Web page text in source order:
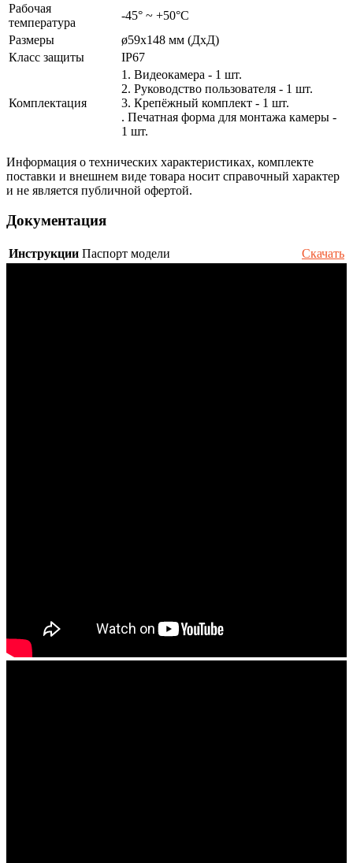
Рабочая
температура
-45° ~ +50°С
Размеры
ø59х148 мм (ДхД)
Класс защиты
IP67
Комплектация
1. Видеокамера - 1 шт.
2. Руководство пользователя - 1 шт.
3. Крепёжный комплект - 1 шт.
. Печатная форма для монтажа камеры -
1 шт.
Информация о технических характеристиках, комплекте
поставки и внешнем виде товара носит справочный характер
и не является публичной офертой.
Документация
Инструкции Паспорт модели Скачать